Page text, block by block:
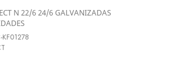
Vista rápida
N 22/6 24/6 GALVANIZADAS